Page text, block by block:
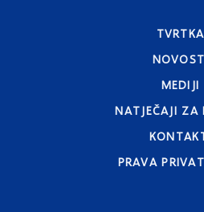
TVRTKA
MEDIJI
NATJEČAJI ZA
PRAVA